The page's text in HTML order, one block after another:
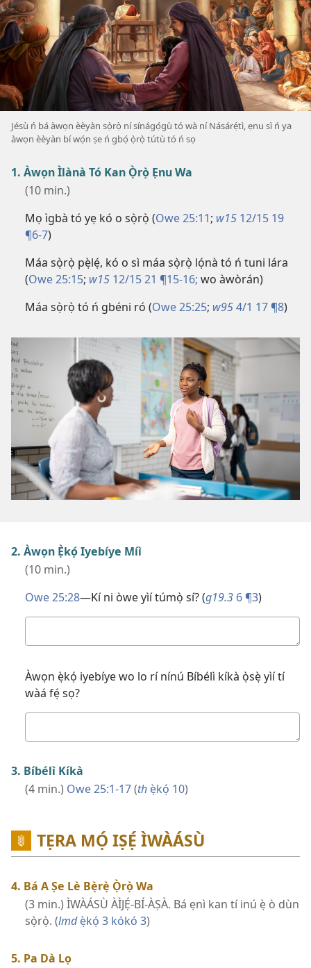
Jésù ń bá àwọn èèyàn sọ̀rọ̀ ní sínágọ́gù tó wà ní Násárẹ́tì, ẹnu sì ń ya
àwọn èèyàn bí wọ́n ṣe ń gbọ́ ọ̀rọ̀ tútù tó ń sọ
1. Àwọn Ìlànà Tó Kan Ọ̀rọ̀ Ẹnu Wa
(10 min.)
Mọ ìgbà tó yẹ kó o sọ̀rọ̀ (Owe 25:11; w15 12/15 19
¶6-7)
Máa sọ̀rọ̀ pẹ̀lẹ́, kó o sì máa sọ̀rọ̀ lọ́nà tó ń tuni lára
(Owe 25:15; w15 12/15 21 ¶15-16; wo àwòrán)
Máa sọ̀rọ̀ tó ń gbéni ró (Owe 25:25; w954/1 17 ¶8)
2. Àwọn Ẹ̀kọ́ Iyebíye Míì
(10 min.)
Owe 25:28—Kí ni òwe yìí túmọ̀ sí? (g19.3 6 ¶3)
rẹ
Àwọn ẹ̀kọ́ iyebíye wo lo rí nínú Bíbélì kíkà ọ̀sẹ̀ yìí tí
wàá fẹ́ sọ?
rẹ
3. Bíbélì Kíkà
(4 min.) Owe 25:1-17(th ẹ̀kọ́ 10)
TẸRA MỌ́ IṢẸ́ ÌWÀÁSÙ
4. Bá A Ṣe Lè Bẹ̀rẹ̀ Ọ̀rọ̀ Wa
(3 min.) ÌWÀÁSÙ ÀÌJẸ́-BÍ-ÀṢÀ. Bá ẹnì kan tí inú ẹ̀ ò dùn
sọ̀rọ̀. (lmdẹ̀kọ́ 3 kókó 3)
5. Pa Dà Lọ